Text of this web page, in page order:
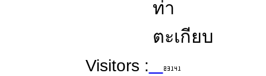
ท่า
ตะเกียบ
Visitors :